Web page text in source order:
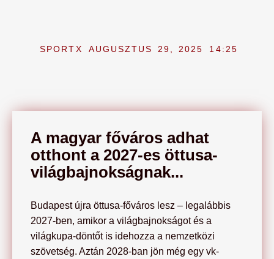
SPORTX AUGUSZTUS 29, 2025 14:25
A magyar főváros adhat
otthont a 2027-es öttusa-
világbajnokságnak...
Budapest újra öttusa-főváros lesz – legalábbis
2027-ben, amikor a világbajnokságot és a
világkupa-döntőt is idehozza a nemzetközi
szövetség. Aztán 2028-ban jön még egy vk-